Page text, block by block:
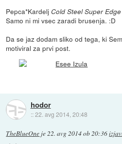
Pepca*Kardelj Cold Steel Super
Samo ni mi vsec zaradi brusenja. :D
Da se jaz dodam sliko od tega, ki
motiviral za prvi post.
hodor
::22. avg 2014, 20:48
TheBlueOne je22. avg 2014 ob 20:36